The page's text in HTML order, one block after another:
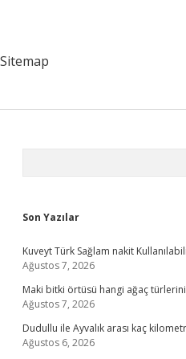
Sitemap
Son Yazılar
Kuveyt Türk Sağlam nakit
Ağustos 7, 2026
Maki bitki örtüsü hangi ağaç
Ağustos 7, 2026
Dudullu ile Ayvalık arası kaç
Ağustos 6, 2026